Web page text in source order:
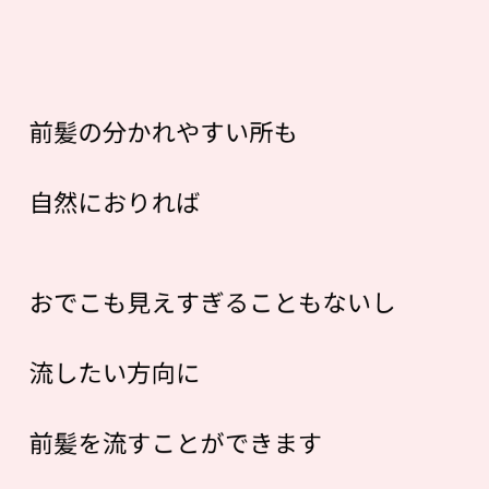
前髪の分かれやすい所も
自然におりれば
おでこも見えすぎることもないし
流したい方向に
前髪を流すことができます